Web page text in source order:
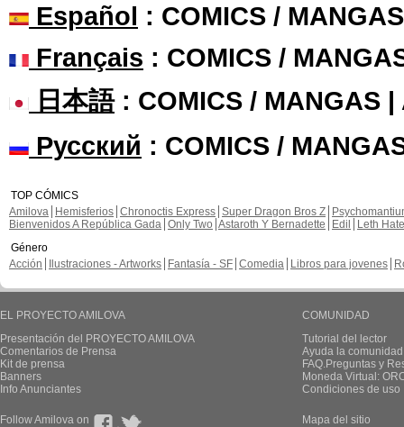
Español : COMICS /
Français : COMICS /
日本語: COMICS / MANGAS |
Русский : COMICS /
TOP CÓMICS
Amilova
Hemisferios Chronoctis Express Super Dragon Bros Z
Bienvenidos A República Gada Only Two Astaroth Y Bernadette Edil
Leth Hate
Género
Acción
Ilustraciones - Artworks Fantasía - SF Comedia Libros para jovenes
EL PROYECTO AMILOVA
Presentación del PROYECTO AMILOVA
Comentarios de Prensa
Kit de prensa
Banners
Info Anunciantes
COMUNIDAD
Tutorial del lector
Ayuda la
FAQ.Preguntas y
Moneda Virtual:
Condiciones de uso
Follow Amilova on Mapa del sitio